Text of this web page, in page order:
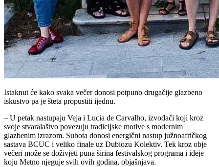
Istaknut će kako svaka večer donosi potpuno drugačije glazbeno
iskustvo pa je šteta propustiti ijednu.
– U petak nastupaju Veja i Lucia de Carvalho, izvođači koji kroz
svoje stvaralaštvo povezuju tradicijske motive s modernim
glazbenim izrazom. Subota donosi energični nastup južnoafričkog
sastava BCUC i veliko finale uz Dubiozu Kolektiv. Tek kroz obje
večeri može se doživjeti puna širina festivalskog programa i ideje
koju Metno njeguje svih ovih godina, objašnjava.